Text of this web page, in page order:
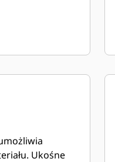
Ukośne